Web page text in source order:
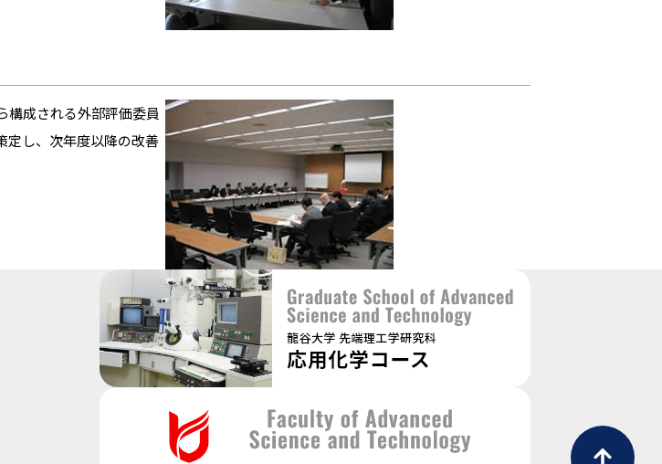
構成される外部評価委員
定し、次年度以降の改善